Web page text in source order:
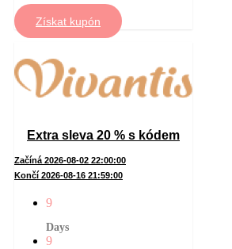
Získat kupón
Extra sleva 20 % s kódem
Začíná 2026-08-02 22:00:00
Končí 2026-08-16 21:59:00
9
Days
9